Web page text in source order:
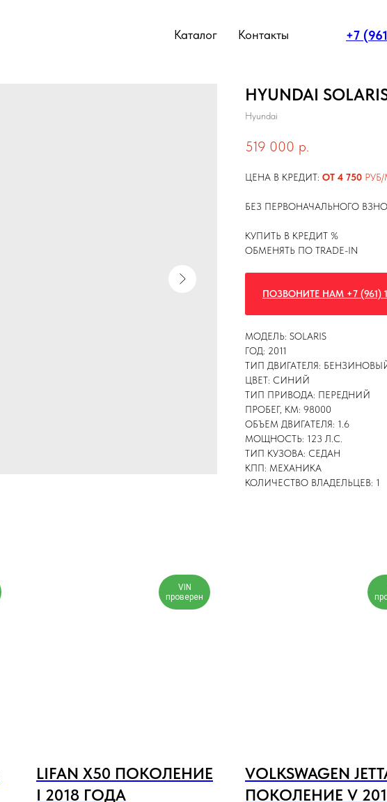
Каталог Контакты +7
HYUNDAI
Hyundai
519 000 р.
ЦЕНА В КРЕДИТ: ОТ 4 750
БЕЗ ПЕРВОНАЧАЛЬНОГО
КУПИТЬ В КРЕДИТ %
ОБМЕНЯТЬ ПО TRADE-IN
ПОЗВОНИТЕ НАМ +7 (961)
МОДЕЛЬ: SOLARIS
ГОД: 2011
ТИП ДВИГАТЕЛЯ:
ЦВЕТ: СИНИЙ
ТИП ПРИВОДА: ПЕРЕДНИЙ
ПРОБЕГ, КМ: 98000
ОБЪЕМ ДВИГАТЕЛЯ: 1.6
МОЩНОСТЬ: 123 Л.С.
ТИП КУЗОВА: СЕДАН
КПП: МЕХАНИКА
КОЛИЧЕСТВО ВЛАДЕЛЬЦЕВ: 1
VIN
проверен
LIFAN X50 ПОКОЛЕНИЕ
I 2018 ГОДА
VOLKSWAGEN
ПОКОЛЕНИЕ V